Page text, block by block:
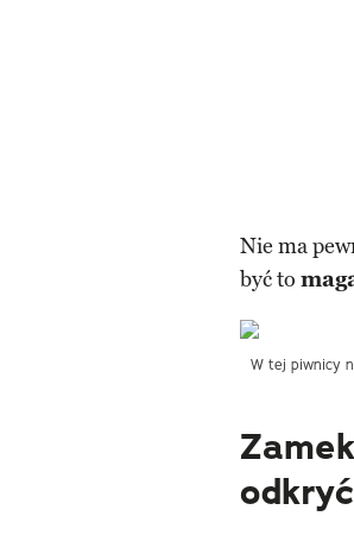
Nie ma
być to
W tej piwnicy
odkryć